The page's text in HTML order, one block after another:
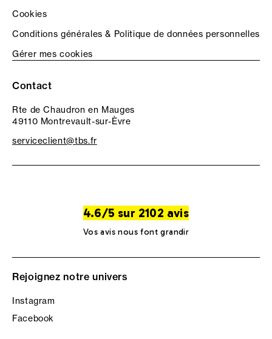
Cookies
Conditions générales & Politique de données personnelles
Gérer mes cookies
Contact
Rte de Chaudron en Mauges
49110 Montrevault-sur-Èvre
serviceclient@tbs.fr
4.6/5 sur 2102 avis
Vos avis nous font grandir
Rejoignez notre univers
Instagram
Facebook